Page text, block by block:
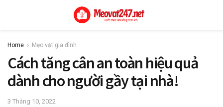
Home Mẹo vặt gia đình
Cách tăng cân an toàn hiệu quả
dành cho người gầy tại nhà!
3 Tháng 10, 2022